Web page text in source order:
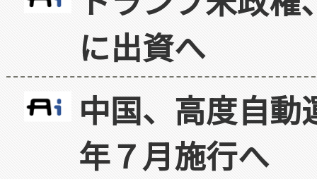
に出資へ
中国、高度自
年７月施行へ